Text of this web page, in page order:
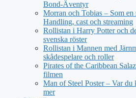
Bond-Äventyr
Morran och Tobias – Som
Handling, cast och streaming
Rollistan i Harry Potter och
svenska röster
Rollistan i Mannen med
skådespelare och roller
Pirates of the Caribbean
filmen
Man of Steel Poster – Var du
mer